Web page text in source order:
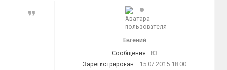
Евгений
Сообщения:
83
Зарегистрирован:
15.07.2015 18:00
Цитата